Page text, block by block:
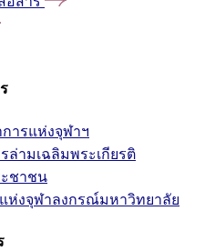
ารแห่งจุฬาฯ
ล่ามเฉลิมพระเกียรติ
ชาชน
ห่งจุฬาลงกรณ์มหาวิทยาลัย